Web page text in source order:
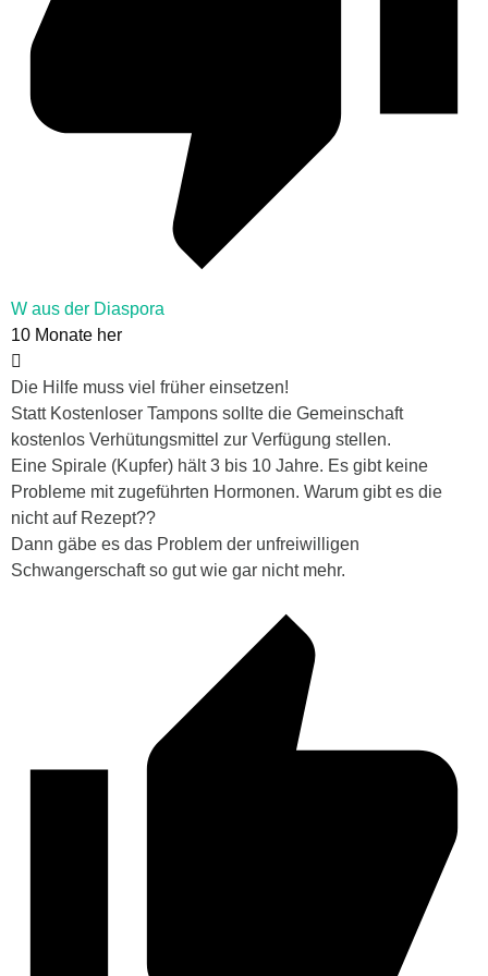
W aus der Diaspora
10 Monate her
Die Hilfe muss viel früher einsetzen!
Statt Kostenloser Tampons sollte die Gemeinschaft
kostenlos Verhütungsmittel zur Verfügung stellen.
Eine Spirale (Kupfer) hält 3 bis 10 Jahre. Es gibt keine
Probleme mit zugeführten Hormonen. Warum gibt es die
nicht auf Rezept??
Dann gäbe es das Problem der unfreiwilligen
Schwangerschaft so gut wie gar nicht mehr.